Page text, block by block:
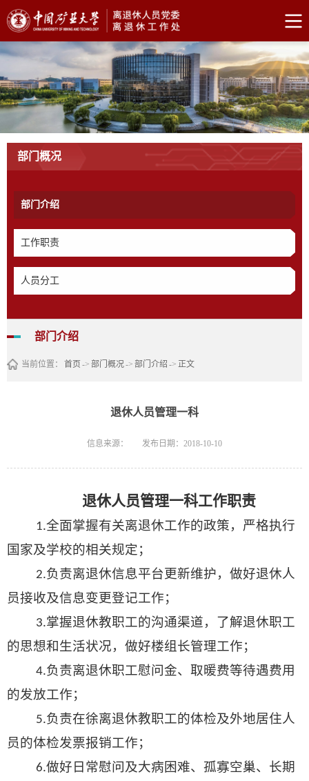
部门概况
部门介绍
工作职责
人员分工
部门介绍
当前位置： 首页 -> 部门概况-> 部门介绍 -> 正文
退休人员管理一科
信息来源： 发布日期：2018-10-10
退休人员管理一科工作职责
1.全面掌握有关离退休工作的政策，严格执行
国家及学校的相关规定；
2.负责离退休信息平台更新维护，做好退休人
员接收及信息变更登记工作；
3.掌握退休教职工的沟通渠道， 了解退休职工
的思想和生活状况，做好楼组长管理工作；
4.负责离退休职工慰问金、取暖费等待遇费用
的发放工作；
5.负责在徐离退休教职工的体检及外地居住人
员的体检发票报销工作；
6.做好日常慰问及大病困难、孤寡空巢、长期